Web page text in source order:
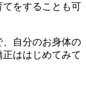
をすることも可
自分のお身体の
ははじめてみて